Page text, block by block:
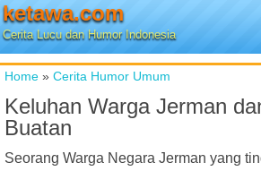
ketawa.com
Cerita Lucu dan Humor Indonesia
Home » Cerita Humor Umum
Keluhan Warga Jerman
Buatan
Seorang Warga Negara Jerman yang